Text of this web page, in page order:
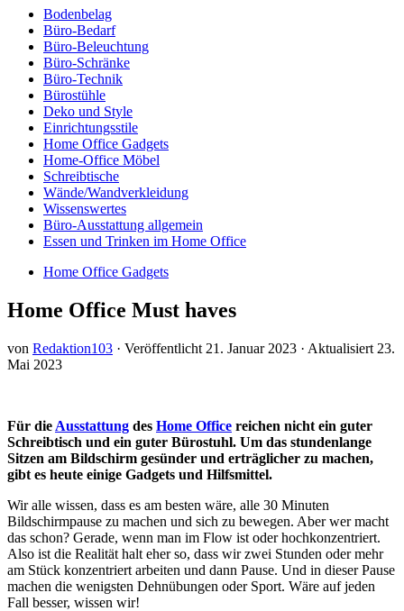
Bodenbelag
Büro-Bedarf
Büro-Beleuchtung
Büro-Schränke
Büro-Technik
Bürostühle
Deko und Style
Einrichtungsstile
Home Office Gadgets
Home-Office Möbel
Schreibtische
Wände/Wandverkleidung
Wissenswertes
Büro-Ausstattung allgemein
Essen und Trinken im Home Office
Home Office Gadgets
Home Office Must haves
von Redaktion103 · Veröffentlicht 21. Januar 2023 · Aktualisiert 23.
Mai 2023
Für die Ausstattung des Home Office reichen nicht ein guter
Schreibtisch und ein guter Bürostuhl. Um das stundenlange
Sitzen am Bildschirm gesünder und erträglicher zu machen,
gibt es heute einige Gadgets und Hilfsmittel.
Wir alle wissen, dass es am besten wäre, alle 30 Minuten
Bildschirmpause zu machen und sich zu bewegen. Aber wer macht
das schon? Gerade, wenn man im Flow ist oder hochkonzentriert.
Also ist die Realität halt eher so, dass wir zwei Stunden oder mehr
am Stück konzentriert arbeiten und dann Pause. Und in dieser Pause
machen die wenigsten Dehnübungen oder Sport. Wäre auf jeden
Fall besser, wissen wir!